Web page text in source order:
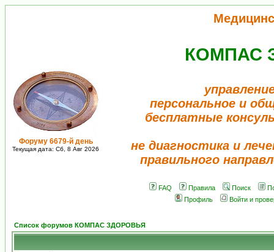
Форуму 6679-й день
Текущая дата: Сб, 8 Авг 2026
КОМПАС
персональное и
бесплатные
не диагностика и
правильного
FAQ Правила Поиск
Профиль
Войти и
Список форумов КОМПАС ЗДОРОВЬЯ